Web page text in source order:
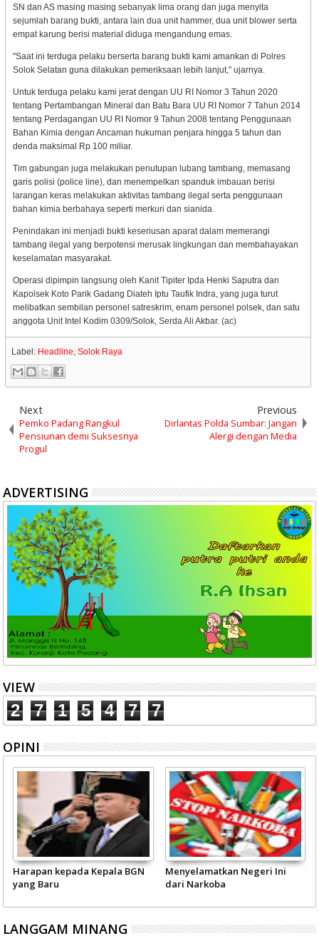
SN dan AS masing masing sebanyak lima orang dan juga menyita
sejumlah barang bukti, antara lain dua unit hammer, dua unit blower serta
empat karung berisi material diduga mengandung emas.
"Saat ini terduga pelaku berserta barang bukti kami amankan di Polres
Solok Selatan guna dilakukan pemeriksaan lebih lanjut," ujarnya.
Untuk terduga pelaku kami jerat dengan UU RI Nomor 3 Tahun 2020
tentang Pertambangan Mineral dan Batu Bara UU RI Nomor 7 Tahun 2014
tentang Perdagangan UU RI Nomor 9 Tahun 2008 tentang Penggunaan
Bahan Kimia dengan Ancaman hukuman penjara hingga 5 tahun dan
denda maksimal Rp 100 miliar.
Tim gabungan juga melakukan penutupan lubang tambang, memasang
garis polisi (police line), dan menempelkan spanduk imbauan berisi
larangan keras melakukan aktivitas tambang ilegal serta penggunaan
bahan kimia berbahaya seperti merkuri dan sianida.
Penindakan ini menjadi bukti keseriusan aparat dalam memerangi
tambang ilegal yang berpotensi merusak lingkungan dan membahayakan
keselamatan masyarakat.
Operasi dipimpin langsung oleh Kanit Tipiter Ipda Henki Saputra dan
Kapolsek Koto Parik Gadang Diateh Iptu Taufik Indra, yang juga turut
melibatkan sembilan personel satreskrim, enam personel polsek, dan satu
anggota Unit Intel Kodim 0309/Solok, Serda Ali Akbar. (ac)
Label: Headline, Solok Raya
Next
Pemko Padang Rangkul
Pensiunan demi Suksesnya
Progul
Previous
Dirlantas Polda Sumbar: Jangan
Alergi dengan Media
ADVERTISING
VIEW
2 7 1 5 4 7 7
OPINI
Harapan kepada Kepala BGN
yang Baru
Menyelamatkan Negeri Ini
dari Narkoba
LANGGAM MINANG